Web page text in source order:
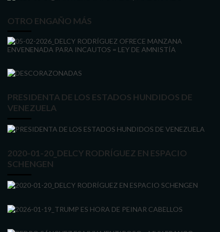
OTRO ENGAÑO MÁS
PRESIDENTA DE LOS ESTADOS HUNDIDOS DE
VENEZUELA
2020-01-20_DELCY RODRÍGUEZ EN ESPACIO
SCHENGEN